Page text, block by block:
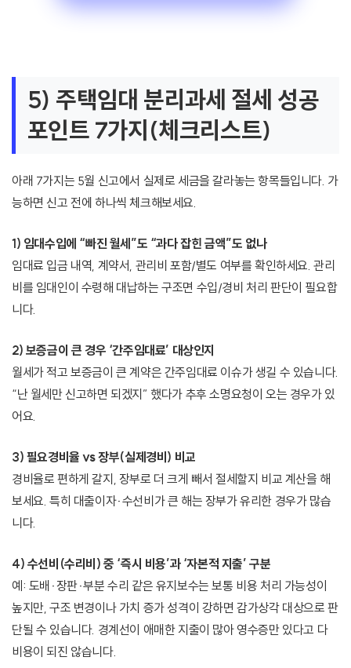
5) 주택임대 분리과세 절세 성공
포인트 7가지(체크리스트)
아래 7가지는 5월 신고에서 실제로 세금을 갈라놓는 항목들입니다. 가
능하면 신고 전에 하나씩 체크해보세요.
1) 임대수입에 “빠진 월세”도 “과다 잡힌 금액”도 없나
임대료 입금 내역, 계약서, 관리비 포함/별도 여부를 확인하세요. 관리
비를 임대인이 수령해 대납하는 구조면 수입/경비 처리 판단이 필요합
니다.
2) 보증금이 큰 경우 ‘간주임대료’ 대상인지
월세가 적고 보증금이 큰 계약은 간주임대료 이슈가 생길 수 있습니다.
“난 월세만 신고하면 되겠지” 했다가 추후 소명요청이 오는 경우가 있
어요.
3) 필요경비율 vs 장부(실제경비) 비교
경비율로 편하게 갈지, 장부로 더 크게 빼서 절세할지 비교 계산을 해
보세요. 특히 대출이자·수선비가 큰 해는 장부가 유리한 경우가 많습
니다.
4) 수선비(수리비) 중 ‘즉시 비용’과 ‘자본적 지출’ 구분
예: 도배·장판·부분 수리 같은 유지보수는 보통 비용 처리 가능성이
높지만, 구조 변경이나 가치 증가 성격이 강하면 감가상각 대상으로 판
단될 수 있습니다. 경계선이 애매한 지출이 많아 영수증만 있다고 다
비용이 되진 않습니다.